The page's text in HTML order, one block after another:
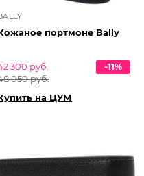
портмоне Bally
300 руб.
050 руб.
-11%
на ЦУМ